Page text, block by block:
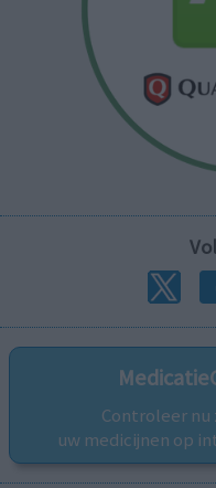
Controleer
uw medicijnen op